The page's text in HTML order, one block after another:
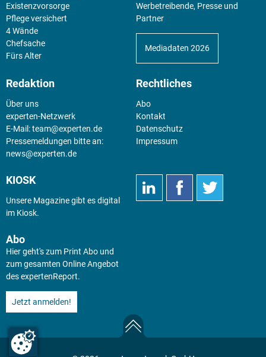
Existenz­vorsorge
Pflege versichert
4 Wände
Chefsache
Fürs Alter
Werbetreibende, Presse und
Partner
Mediadaten 2026
Redaktion
Über uns
experten-Netzwerk
E-Mail:team@experten.de
Pressemeldungen bitte an:
news@experten.de
Rechtliches
Abo
Kontakt
Datenschutz
Impressum
KIOSK
Unsere Magazine gibt es digital
im Kiosk.
Abo
Hier geht's zum Print Abo und
zum gesamten Online Angebot
des expertenReport.
Jetzt anmelden!